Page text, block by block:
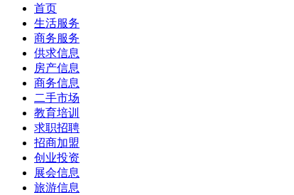
首页
生活服务
商务服务
供求信息
房产信息
商务信息
二手市场
教育培训
求职招聘
招商加盟
创业投资
展会信息
旅游信息